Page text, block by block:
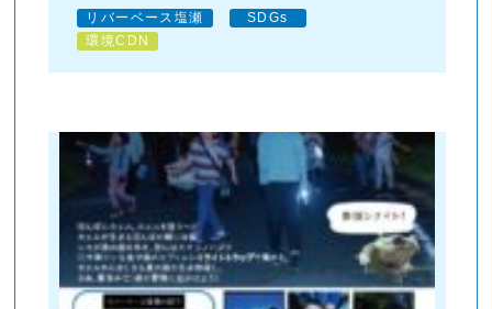
リバーベース塩瀬
SDGs
環境CDN